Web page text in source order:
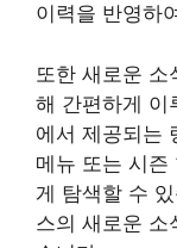
이력을 반영하
또한 새로운 소
해 간편하게 이
에서 제공되는
메뉴 또는 시즌
게 탐색할 수
스의 새로운 소